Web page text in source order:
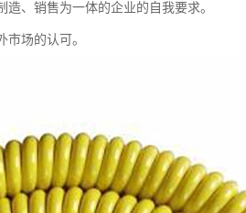
、销售为一体的企业的自我要求。
场的认可。